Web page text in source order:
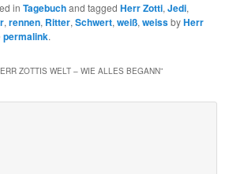
inTagebuchand taggedHerr Zotti,Jedi,
,rennen, Ritter,Schwert,weiß,weissbyHerr
permalink.
ZOTTIS WELT – WIE ALLES BEGANN”